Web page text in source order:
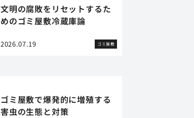
文明の腐敗をリセットするた
めのゴミ屋敷冷蔵庫論
2026.07.19 ゴミ屋敷
ゴミ屋敷で爆発的に増殖する
害虫の生態と対策